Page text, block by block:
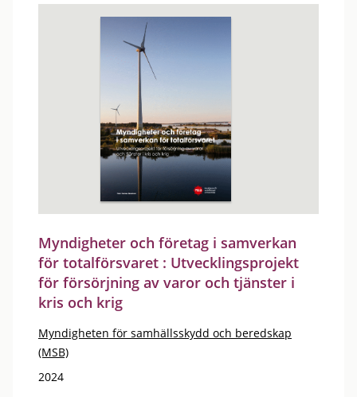
Myndigheter och företag i samverkan
för totalförsvaret : Utvecklingsprojekt
för försörjning av varor och tjänster i
kris och krig
Myndigheten för samhällsskydd och beredskap
(MSB)
2024